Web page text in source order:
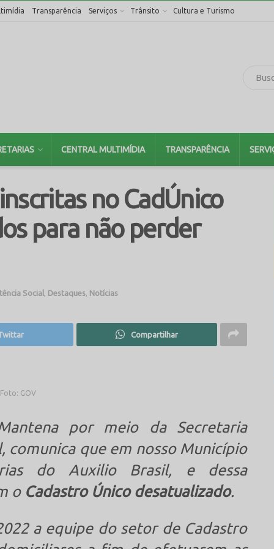
Transparência Serviços Trânsito Cultura e Turismo
CENTRAL MULTIMÍDIA TRANSPARÊNCIA
no CadÚnico
para não perder
Social Destaques Notícias
Compartilhar
Foto: GOV
por meio da Secretaria
comunica que em nosso Município
do Auxilio Brasil, e dessa
o Cadastro Único desatualizado.
a equipe do setor de Cadastro